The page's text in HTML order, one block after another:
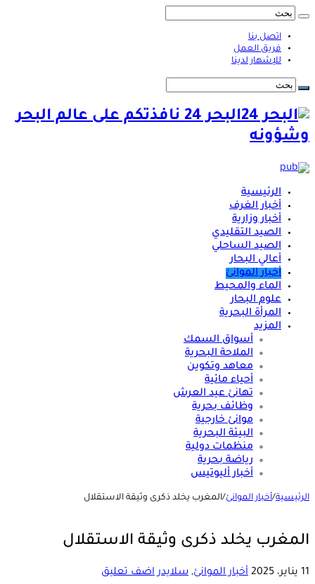
اتصل بنا
فريق العمل
للإشهار لدينا
البحر 24 نافذتكم على عالم البحر
وشؤونه
الرئيسية
أخبار الغرف
أخبار وزارية
الصيد التقليدي
الصيد الساحلي
أعالي البحار
أخبار الموانئ
الماء والمحيط
علوم البحار
المرأة البحرية
المزيد
أسواق السمك
الملاحة البحرية
معاهد وتكوين
أحياء مائية
تهانئ عيد العرش
وظائف بحرية
موانئ خارجية
البيئة البحرية
منظمات دولية
رياضة بحرية
أخبار أليوتيس
الرئيسية/أخبار الموانئ/المغرب يخلد ذكرى وثيقة الاستقلال
المغرب يخلد ذكرى وثيقة الاستقلال
11 يناير، 2025 أخبار الموانئ, سلايدر اضف تعليق